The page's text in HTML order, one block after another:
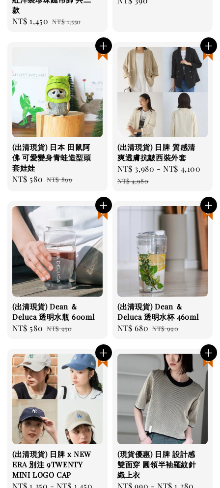
款
Sale
NT$ 1,450 Regular
NT$ 1,550
(出清現貨) 日本 田鼠阿
佛 可愛變身青蛙造型頭
套娃娃
Sale
NT$ 580 Regular
NT$ 899
(出清現貨) 日牌 質感清
爽透膚抗皺西裝外套
Sale
price
NT$ 3,980 -NT$ 4,100
NT$ 4,980
(出清現貨) Dean ＆
Deluca 透明水瓶 600ml
Sale
NT$ 580 Regular
NT$ 950
(出清現貨) Dean ＆
Deluca 透明水杯 460ml
Sale
NT$ 680 Regular
NT$ 990
(出清現貨) 日牌 x NEW
ERA 別注 9TWENTY
MINI LOGO CAP
Sale
NT$ 1,350 -NT$ 1,450
Regular
(現貨優惠) 日牌 設計感
雙面穿 圓領半袖羅紋針
織上衣
Sale
NT$ 990 -NT$ 1,280